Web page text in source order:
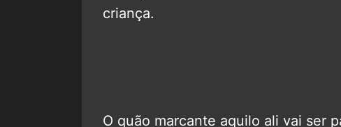
criança.
O quão marcante aquilo ali vai ser